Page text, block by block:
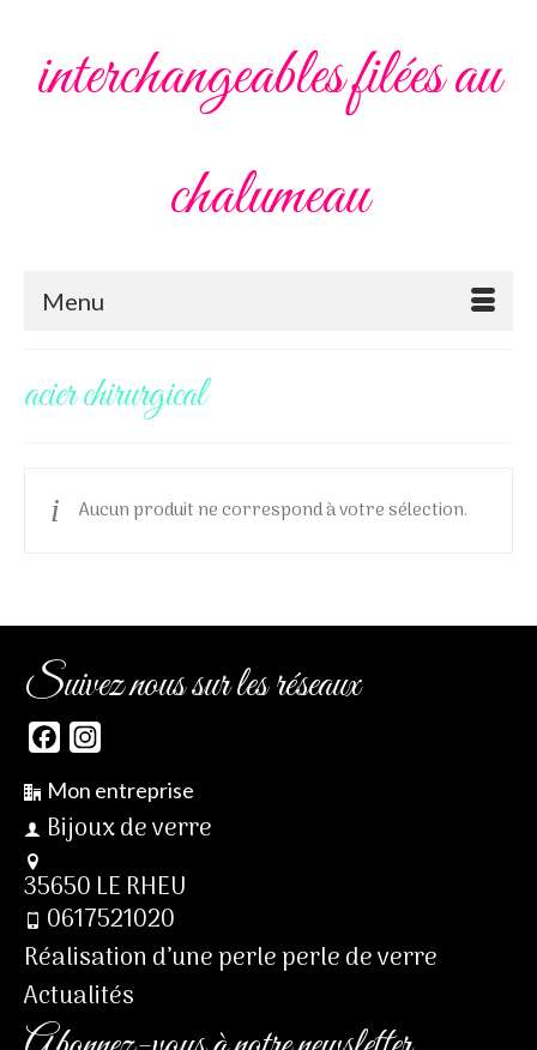
interchangeables filées au
chalumeau
Menu
acier chirurgical
Aucun produit ne correspond à votre sélection.
Suivez nous sur les réseaux
Facebook
Mon entreprise
Bijoux de verre
35650 LE RHEU
0617521020
Réalisation d’une perle perle de verre
Actualités